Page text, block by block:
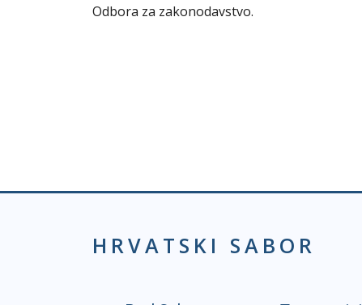
Odbora za zakonodavstvo.
HRVATSKI SABOR